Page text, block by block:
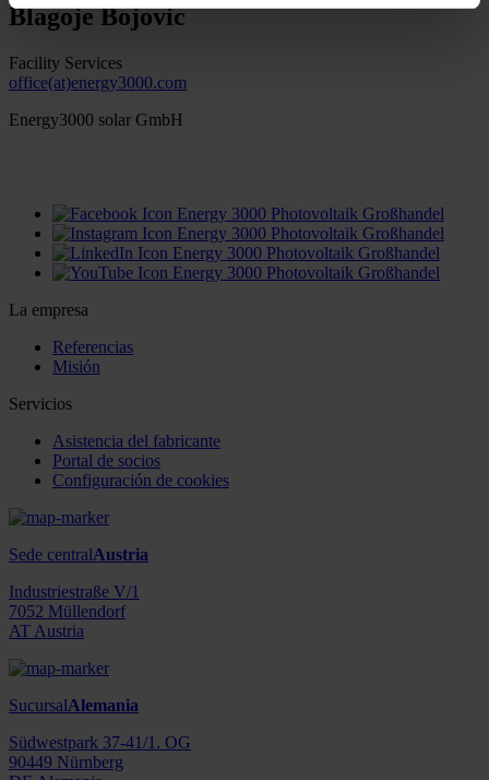
Blagoje Bojovic
Facility Services
office(at)energy3000.com
Energy3000 solar GmbH
La empresa
Referencias
Misión
Servicios
Asistencia del fabricante
Portal de socios
Configuración de cookies
Sede centralAustria
Industriestraße V/1
7052 Müllendorf
AT Austria
SucursalAlemania
Südwestpark 37-41/1. OG
90449 Nürnberg